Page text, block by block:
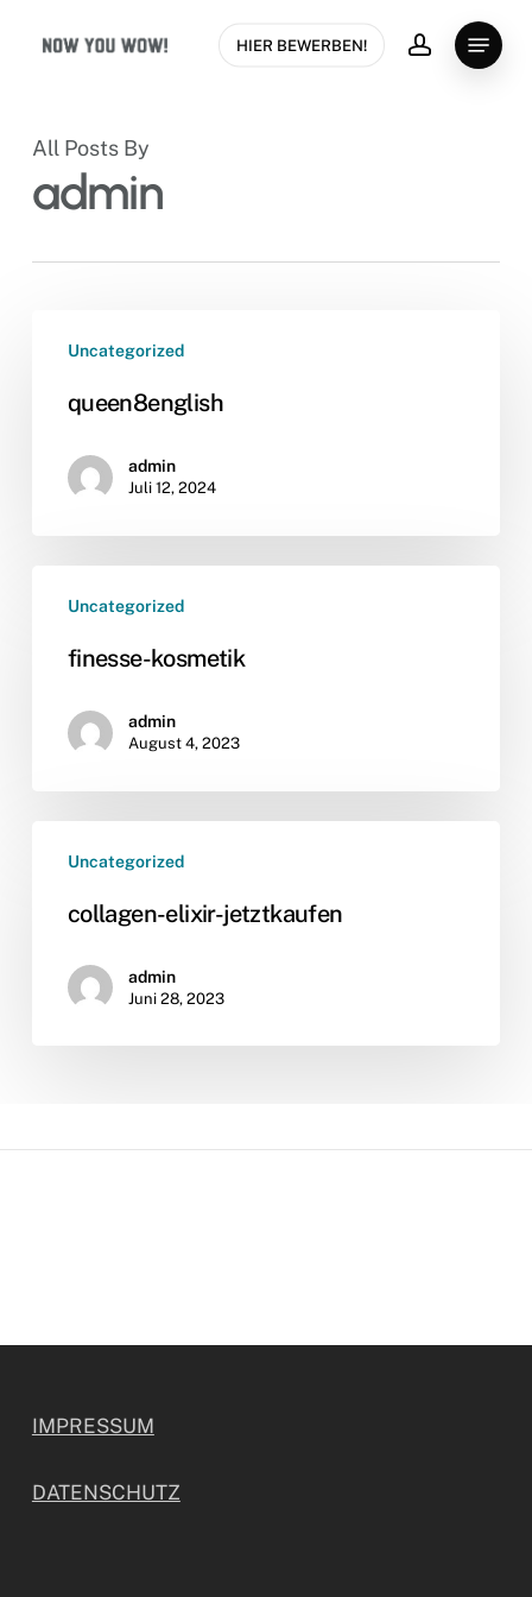
HIER BEWERBEN! account
Menu
All Posts By
admin
Uncategorized
queen8english
admin
Juli 12, 2024
kosmetik
Uncategorized
finesse-kosmetik
admin
August 4, 2023
elixir-Uncategorized
collagen-elixir-jetztkaufen
admin
Juni 28, 2023
IMPRESSUM
DATENSCHUTZ
Close